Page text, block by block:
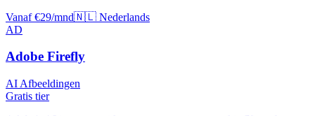
Vanaf €29/mnd🇳🇱 Nederlands
AD
Adobe Firefly
AI Afbeeldingen
Gratis tier